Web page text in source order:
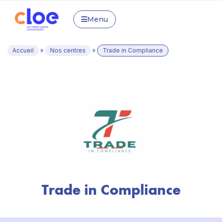
Menu
Accueil » Nos centres » Trade in Compliance
Trade in Compliance